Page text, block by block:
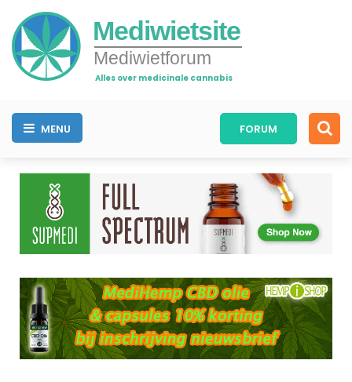
Mediwietsite
Mediwietforum
Alles over medicinale cannabis
MENU FORUM